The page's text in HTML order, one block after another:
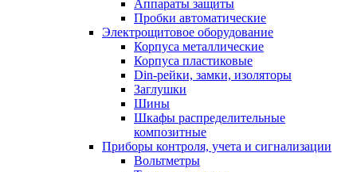
Аппараты защиты
Пробки автоматические
Электрощитовое оборудование
Корпуса металлические
Корпуса пластиковые
Din-рейки, замки, изоляторы
Заглушки
Шины
Шкафы распределительные
композитные
Приборы контроля, учета и сигнализации
Вольтметры